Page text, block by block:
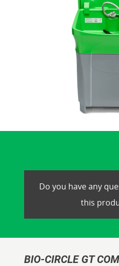
BIO-CIRCLE GT
Do you have any
this